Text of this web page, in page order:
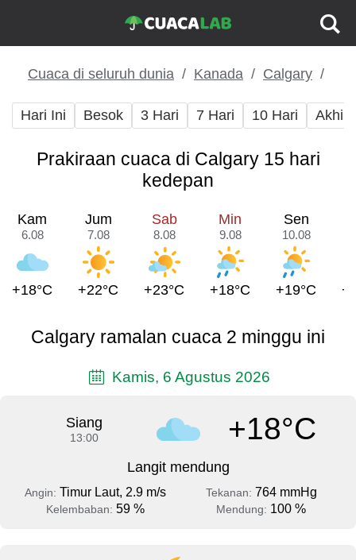
Cuaca di seluruh dunia Kanada Calgary
Hari Ini Besok 3 Hari 7 Hari 10 Hari Akhir
Prakiraan cuaca di Calgary 15 hari
kedepan
Kam
6.08
+18°C
Jum
7.08
+22°C
Sab
8.08
+23°C
Min
9.08
+18°C
Sen
10.08
+19°C
Calgary ramalan cuaca 2 minggu ini
Kamis, 6 Agustus 2026
Siang
13:00 +18°C
Langit mendung
Angin: Timur Laut, 2.9 m/s Tekanan: 764 mmHg
Kelembaban: 59 % Mendung: 100 %